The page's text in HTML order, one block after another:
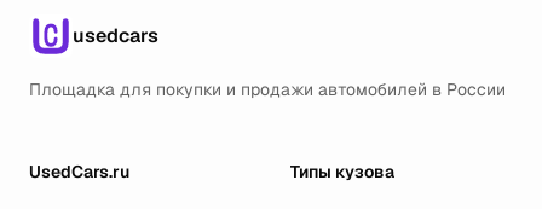
usedcars
Площадка для покупки и продажи автомобилей в России
UsedCars.ru Типы кузова